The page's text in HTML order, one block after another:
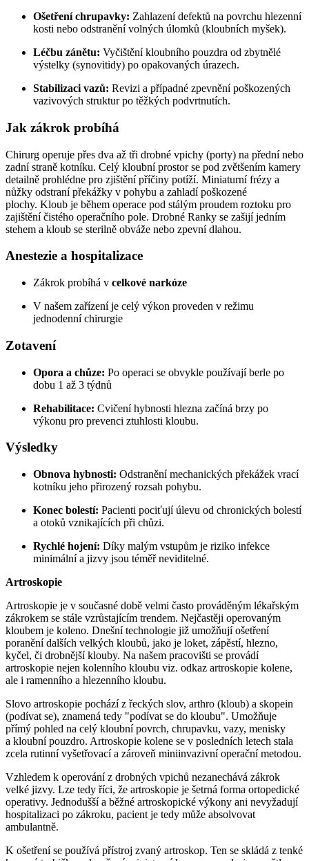
Ošetření chrupavky: Zahlazení defektů na povrchu hlezenní
kosti nebo odstranění volných úlomků (kloubních myšek).
Léčbu zánětu: Vyčištění kloubního pouzdra od zbytnělé
výstelky (synovitidy) po opakovaných úrazech.
Stabilizaci vazů: Revizi a případné zpevnění poškozených
vazivových struktur po těžkých podvrtnutích.
Jak zákrok probíhá
Chirurg operuje přes dva až tři drobné vpichy (porty) na přední nebo
zadní straně kotníku. Celý kloubní prostor se pod zvětšením kamery
detailně prohlédne pro zjištění příčiny potíží. Miniaturní frézy a
nůžky odstraní překážky v pohybu a zahladí poškozené
plochy. Kloub je během operace pod stálým proudem roztoku pro
zajištění čistého operačního pole. Drobné Ranky se zašijí jedním
stehem a kloub se sterilně obváže nebo zpevní dlahou.
Anestezie a hospitalizace
Zákrok probíhá v celkové narkóze
V našem zařízení je celý výkon proveden v režimu
jednodenní chirurgie
Zotavení
Opora a chůze: Po operaci se obvykle používají berle po
dobu 1 až 3 týdnů
Rehabilitace: Cvičení hybnosti hlezna začíná brzy po
výkonu pro prevenci ztuhlosti kloubu.
Výsledky
Obnova hybnosti: Odstranění mechanických překážek vrací
kotníku jeho přirozený rozsah pohybu.
Konec bolestí: Pacienti pociťují úlevu od chronických bolestí
a otoků vznikajících při chůzi.
Rychlé hojení: Díky malým vstupům je riziko infekce
minimální a jizvy jsou téměř neviditelné.
Artroskopie
Artroskopie je v současné době velmi často prováděným lékařským
zákrokem se stále vzrůstajícím trendem. Nejčastěji operovaným
kloubem je koleno. Dnešní technologie již umožňují ošetření
poranění dalších velkých kloubů, jako je loket, zápěstí, hlezno,
kyčel, či drobnější klouby. Na našem pracovišti se provádí
artroskopie nejen kolenního kloubu viz. odkaz artroskopie kolene,
ale i ramenního a hlezenního kloubu.
Slovo artroskopie pochází z řeckých slov, arthro (kloub) a skopein
(podívat se), znamená tedy "podívat se do kloubu". Umožňuje
přímý pohled na celý kloubní povrch, chrupavku, vazy, menisky
a kloubní pouzdro. Artroskopie kolene se v posledních letech stala
zcela rutinní vyšetřovací a zároveň miniinvazivní operační metodou.
Vzhledem k operování z drobných vpichů nezanechává zákrok
velké jizvy. Lze tedy říci, že artroskopie je šetrná forma ortopedické
operativy. Jednodušší a běžné artroskopické výkony ani nevyžadují
hospitalizaci po zákroku, pacient je tedy může absolvovat
ambulantně.
K ošetření se používá přístroj zvaný artroskop. Ten se skládá z tenké